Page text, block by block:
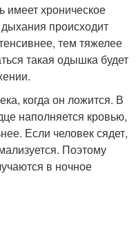
имеет хроническое
происходит
тем тяжелее
такая одышка будет
когда он ложится. В
наполняется кровью,
Если человек сядет,
Поэтому
в ночное